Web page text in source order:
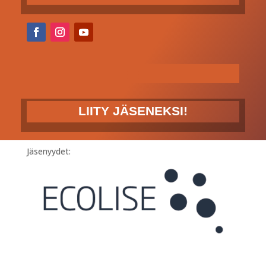
LIITY JÄSENEKSI!
Jäsenyydet: